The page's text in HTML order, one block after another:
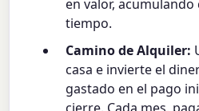
en valor, acumulando
tiempo.
Camino de Alquiler:
casa e invierte el
gastado en el pago